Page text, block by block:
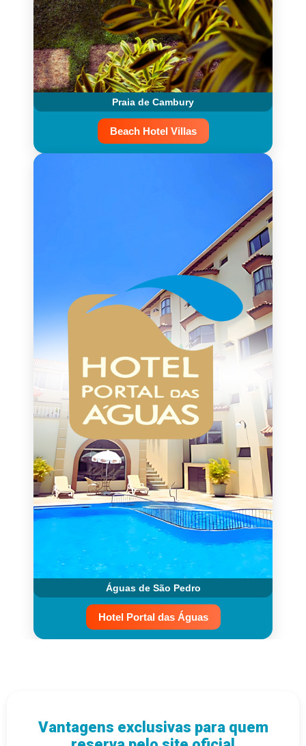
Praia de Cambury
Beach Hotel Villas
Águas de São Pedro
Hotel Portal das Águas
Vantagens exclusivas para quem